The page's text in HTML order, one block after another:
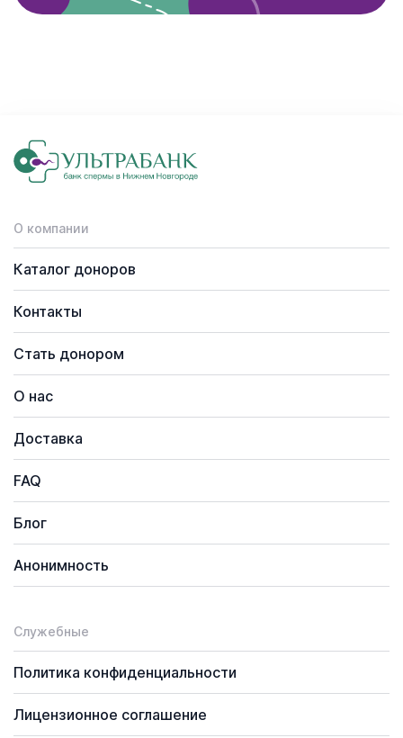
О компании
Каталог доноров
Контакты
Стать донором
О нас
Доставка
FAQ
Блог
Анонимность
Служебные
Политика конфиденциальности
Лицензионное соглашение